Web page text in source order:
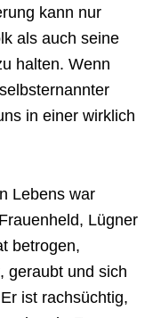
kann nur
als auch seine
halten. Wenn
in einer wirklich
Lebens war
Lügner
betrogen,
geraubt und sich
ist rachsüchtig,